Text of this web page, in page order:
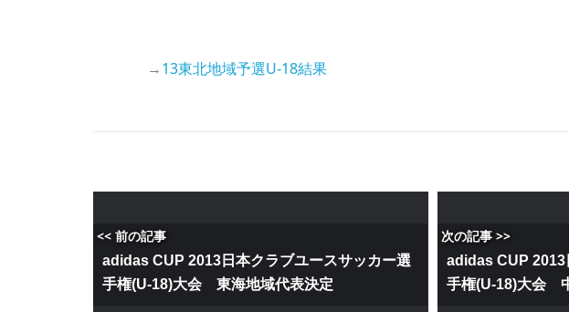
→13東北地域予選U-18結果
<< 前の記事
adidas CUP 2013日本クラブユースサッカー選
手権(U-18)大会 東海地域代表決定
次の記事 >>
adidas CUP 2013
手権(U-18)大会